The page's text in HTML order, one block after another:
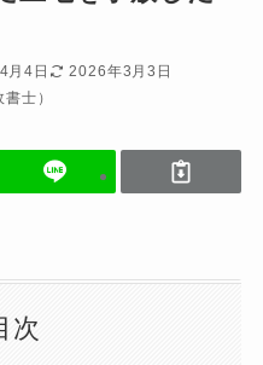
月4日
2026年3月3日
士）
次